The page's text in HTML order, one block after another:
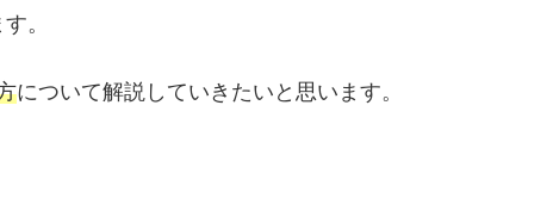
。
について解説していきたいと思います。